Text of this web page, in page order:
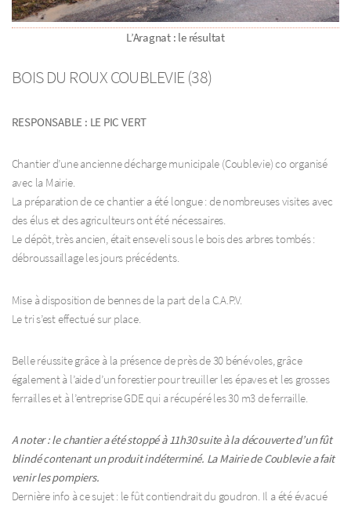
L’Aragnat : le résultat
BOIS DU ROUX COUBLEVIE (38)
RESPONSABLE : LE PIC VERT
Chantier d’une ancienne décharge municipale (Coublevie) co organisé
avec la Mairie.
La préparation de ce chantier a été longue : de nombreuses visites avec
des élus et des agriculteurs ont été nécessaires.
Le dépôt, très ancien, était enseveli sous le bois des arbres tombés :
débroussaillage les jours précédents.
Mise à disposition de bennes de la part de la C.A.P.V.
Le tri s’est effectué sur place.
Belle réussite grâce à la présence de près de 30 bénévoles, grâce
également à l’aide d’un forestier pour treuiller les épaves et les grosses
ferrailles et à l’entreprise GDE qui a récupéré les 30 m3 de ferraille.
A noter : le chantier a été stoppé à 11h30 suite à la découverte d’un fût
blindé contenant un produit indéterminé. La Mairie de Coublevie a fait
venir les pompiers.
Dernière info à ce sujet : le fût contiendrait du goudron. Il a été évacué